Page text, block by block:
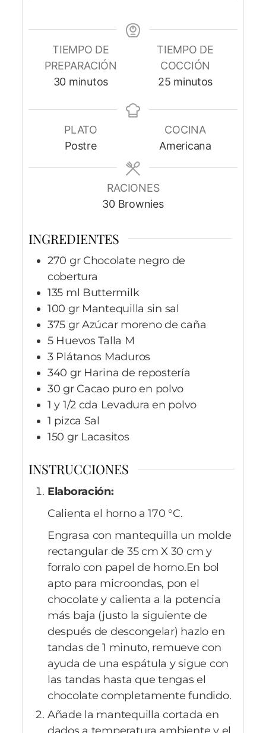
TIEMPO DE
PREPARACIÓN
30 minutos
TIEMPO DE
COCCIÓN
25 minutos
PLATO
Postre
COCINA
Americana
RACIONES
30 Brownies
INGREDIENTES
270 gr Chocolate negro de
cobertura
135 ml Buttermilk
100 gr Mantequilla sin sal
375 gr Azúcar moreno de caña
5 Huevos Talla M
3 Plátanos Maduros
340 gr Harina de repostería
30 gr Cacao puro en polvo
1 y 1/2 cda Levadura en polvo
1 pizca Sal
150 gr Lacasitos
INSTRUCCIONES
Elaboración:
Calienta el horno a 170 °C.
Engrasa con mantequilla un molde
rectangular de 35 cm X 30 cm y
forralo con papel de horno.En bol
apto para microondas, pon el
chocolate y calienta a la potencia
más baja (justo la siguiente de
después de descongelar) hazlo en
tandas de 1 minuto, remueve con
ayuda de una espátula y sigue con
las tandas hasta que tengas el
chocolate completamente fundido.
Añade la mantequilla cortada en